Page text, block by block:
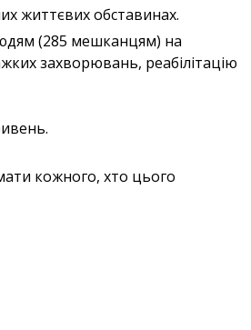
життєвих обставинах.
(285 мешканцям) на
захворювань, реабілітацію
кожного, хто цього